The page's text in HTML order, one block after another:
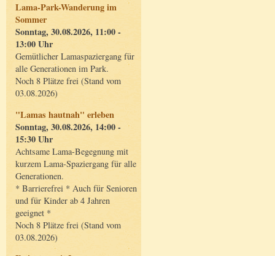
Lama-Park-Wanderung im
Sommer
Sonntag, 30.08.2026, 11:00 -
13:00 Uhr
Gemütlicher Lamaspaziergang für
alle Generationen im Park.
Noch 8 Plätze frei (Stand vom
03.08.2026)
"Lamas hautnah" erleben
Sonntag, 30.08.2026, 14:00 -
15:30 Uhr
Achtsame Lama-Begegnung mit
kurzem Lama-Spaziergang für alle
Generationen.
* Barrierefrei * Auch für Senioren
und für Kinder ab 4 Jahren
geeignet *
Noch 8 Plätze frei (Stand vom
03.08.2026)